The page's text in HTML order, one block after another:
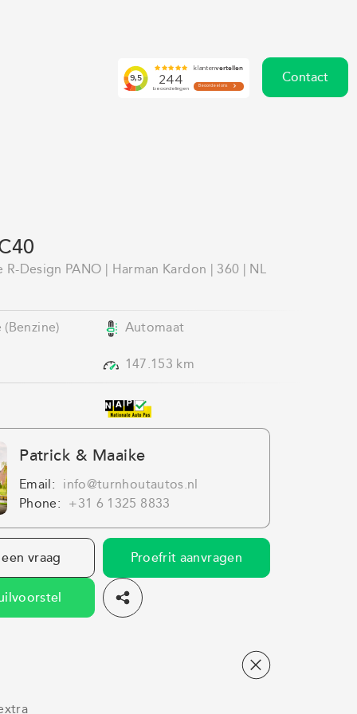
Contact
R-Design PANO | Harman Kardon | 360 | NL
Automaat
147.153 km
Patrick & Maaike
Email:
info@turnhoutautos.nl
Phone:
+31 6 1325 8833
vraag Proefrit aanvragen